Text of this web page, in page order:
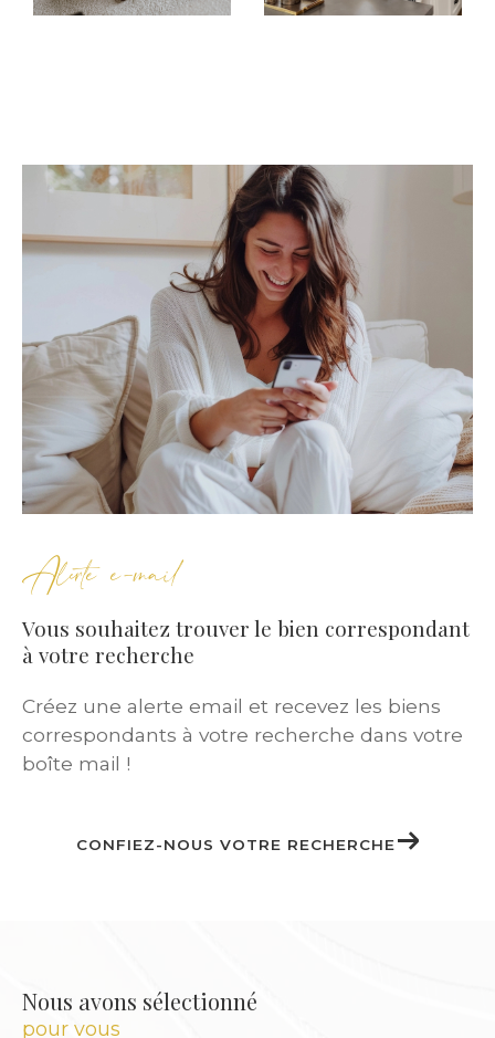
Villas à vendreavec piscine ou terrasse
obilières à Saint-Priest, un suivi personnalisé
et des outils professionnels, nous mettons
toutes les chances de votre côté pour
rapidement et au meilleur prix.
Trouver une location, c’est trouver un
lieu de vie
À la recherche d’unappartement à louer à
Saint-Priest, d’unstudio, ou d’une
familiale ? Nos agences vous proposent une
sélection rigoureuse de biens locatifs, mise à
Nos annonces immobilières
large gamme :
Appartements T2 ou T3 pour jeunes actifs
T5 pour familles
Maisons individuelles avec jardin
Alerte e-mail
Vous souhaitez trouver le bien correspondant
à votre recherche
Créez une alerte email et recevez les biens
correspondants à votre recherche dans votre
boîte mail !
CONFIEZ-NOUS VOTRE RECHERCHE
Nous avons sélectionné
pour vous